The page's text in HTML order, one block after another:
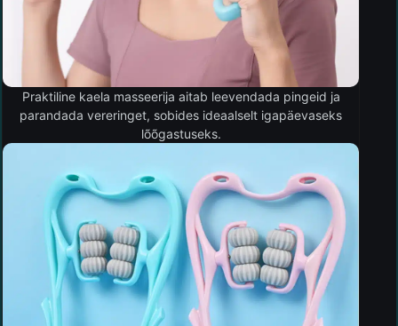
Praktiline kaela masseerija aitab leevendada pingeid ja
parandada vereringet, sobides ideaalselt igapäevaseks
lõõgastuseks.